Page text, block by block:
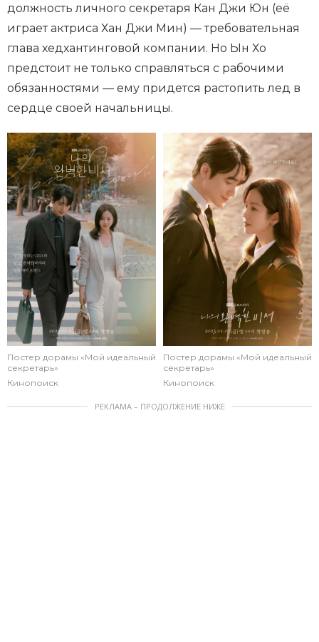
должность личного секретаря Кан Джи Юн (её
играет актриса Хан Джи Мин) — требовательная
глава хедхантинговой компании. Но Ын Хо
предстоит не только справляться с рабочими
обязанностями — ему придется растопить лед в
сердце своей начальницы.
Постер дорамы «Мой идеальный
секретарь»
Кинопоиск
Постер дорамы «Мой идеальный
секретарь»
Кинопоиск
РЕКЛАМА – ПРОДОЛЖЕНИЕ НИЖЕ